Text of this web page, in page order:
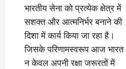
भारतीय सेना को प्रत्येक क्षेत्र में
सशक्त और आत्मनिर्भर बनाने की
दिशा में कार्य किया जा रहा है।
जिसके परिणामस्वरूप आज भारत
न केवल अपनी रक्षा जरूरतों में